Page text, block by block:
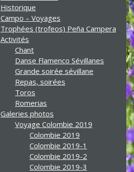
Historique
Campo – Voyages
Trophées (trofeos) Peña Campera
Activités
Chant
Danse Flamenco Sévillanes
Grande soirée sévillane
Repas, soirées
Toros
Romerias
Galeries photos
Voyage Colombie 2019
Colombie 2019
Colombie 2019-1
Colombie 2019-2
Colombie 2019-3